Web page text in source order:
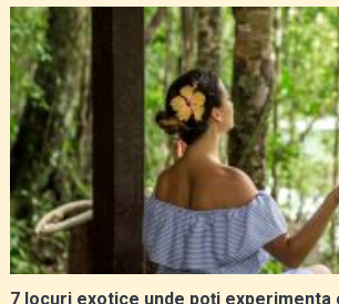
7 locuri exotice unde poți experimenta